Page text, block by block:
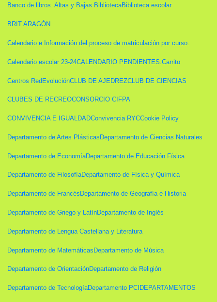
Banco de libros. Altas y Bajas. BibliotecaBiblioteca escolar
BRIT ARAGÓN
Calendario e Información del proceso de matriculación por curso.
Calendario escolar 23-24CALENDARIO PENDIENTES. Carrito
Centros RedEvoluciónCLUB DE AJEDREZCLUB DE CIENCIAS
CLUBES DE RECREOCONSORCIO CIFPA
CONVIVENCIA E IGUALDADConvivencia RYCCookie Policy
Departamento de Artes Plásticas Departamento de Ciencias Naturales
Departamento de EconomíaDepartamento de Educación Física
Departamento de FilosofíaDepartamento de Física y Química
Departamento de Francés Departamento de Geografía e Historia
Departamento de Griego y LatínDepartamento de Inglés
Departamento de Lengua Castellana y Literatura
Departamento de MatemáticasDepartamento de Música
Departamento de OrientaciónDepartamento de Religión
Departamento de TecnologíaDepartamento PCI DEPARTAMENTOS